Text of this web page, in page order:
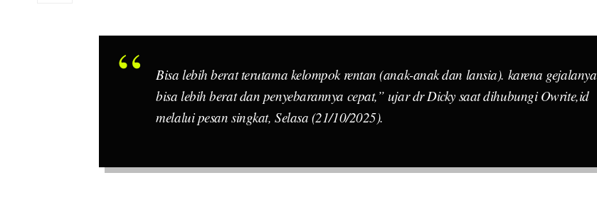
Bisa lebih berat terutama kelompok rentan (anak-anak dan lansia). karena gejalanya
bisa lebih berat dan penyebarannya cepat,” ujar dr Dicky saat dihubungi Owrite,id
melalui pesan singkat, Selasa (21/10/2025).